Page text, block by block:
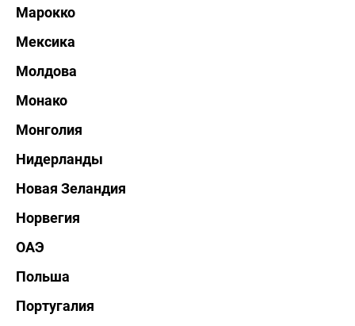
Марокко
Мексика
Молдова
Монако
Монголия
Нидерланды
Новая Зеландия
Норвегия
ОАЭ
Польша
Португалия